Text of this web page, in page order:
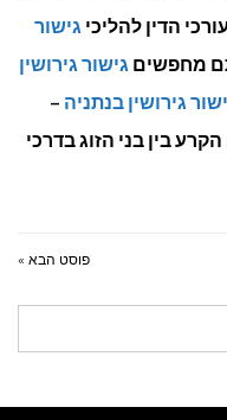
הדין להליכי גישור
מחפשים גישור גירושין
גירושין בנתניה –
בין בני הזוג בדרכי
פוסט הבא »